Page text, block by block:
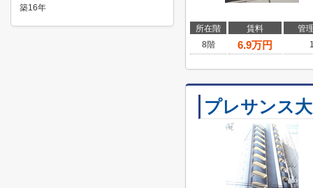
所在階 賃料
管
8階
6.9万円
プレサンス
築16年